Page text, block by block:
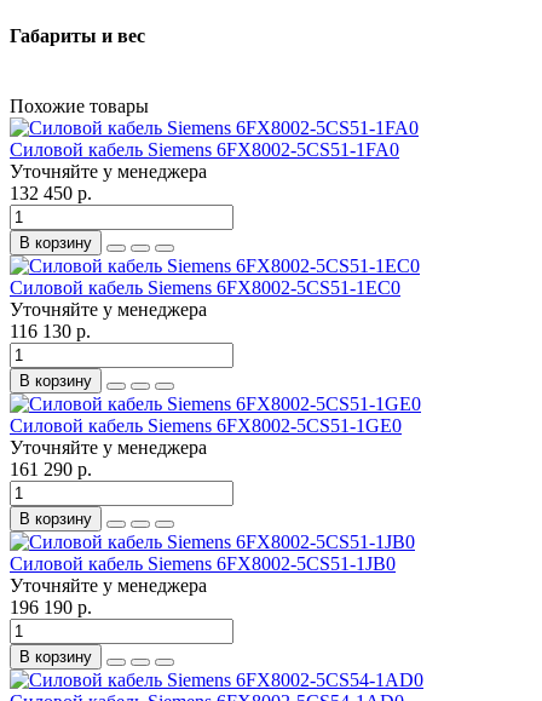
Габариты и вес
Похожие товары
Силовой кабель Siemens 6FX8002-5CS51-1FA0
Уточняйте у менеджера
132 450 р.
В корзину
Силовой кабель Siemens 6FX8002-5CS51-1EC0
Уточняйте у менеджера
116 130 р.
В корзину
Силовой кабель Siemens 6FX8002-5CS51-1GE0
Уточняйте у менеджера
161 290 р.
В корзину
Силовой кабель Siemens 6FX8002-5CS51-1JB0
Уточняйте у менеджера
196 190 р.
В корзину